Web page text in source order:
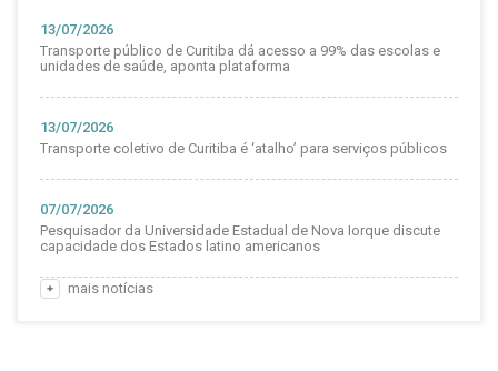
13/07/2026
Transporte público de Curitiba dá acesso a 99% das escolas e
unidades de saúde, aponta plataforma
13/07/2026
Transporte coletivo de Curitiba é ‘atalho’ para serviços públicos
07/07/2026
Pesquisador da Universidade Estadual de Nova Iorque discute
capacidade dos Estados latino americanos
mais notícias